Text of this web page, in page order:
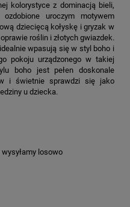
kolorystyce z dominacją bieli,
uroczym motywem
dziecięcą kołyskę i gryzak w
roślin i złotych gwiazdek.
wpasują się w styl boho i
pokoju urządzonego w takiej
bohojest pełen doskonale
i świetnie sprawdzi się jako
u dziecka.
losowo